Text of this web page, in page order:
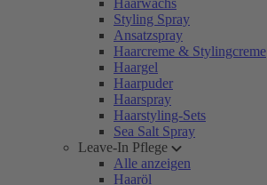
Haarwachs
Styling Spray
Ansatzspray
Haarcreme & Stylingcreme
Haargel
Haarpuder
Haarspray
Haarstyling-Sets
Sea Salt Spray
Leave-In Pflege
Alle anzeigen
Haaröl